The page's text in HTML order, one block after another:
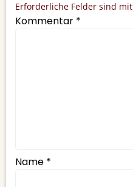
Erforderliche Felder sind mit
Kommentar *
Name *